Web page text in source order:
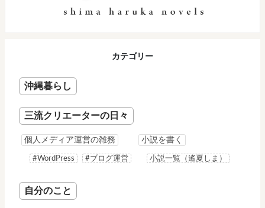
カテゴリー
沖縄暮らし
三流クリエーターの日々
個人メディア運営の雑務
#WordPress #ブログ運営
小説を書く
小説一覧（遙夏しま）
自分のこと